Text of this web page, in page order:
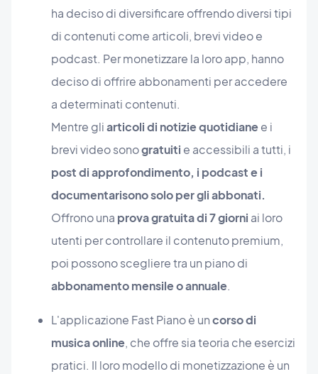
ha deciso di diversificare offrendo diversi tipi
di contenuti come articoli, brevi video e
podcast. Per monetizzare la loro app, hanno
deciso di offrire abbonamenti per accedere
a determinati contenuti.
Mentre gliarticoli di notizie quotidianee i
brevi video sonogratuiti e accessibili a tutti, i
post di approfondimento, i podcast e i
documentarisono solo per gli abbonati.
Offrono una prova gratuita di 7 giorni ai loro
utenti per controllare il contenuto premium,
poi possono scegliere tra un piano di
abbonamento mensile o annuale.
L'applicazione Fast Piano è uncorso di
musica online, che offre sia teoria che esercizi
pratici. Il loro modello di monetizzazione è un